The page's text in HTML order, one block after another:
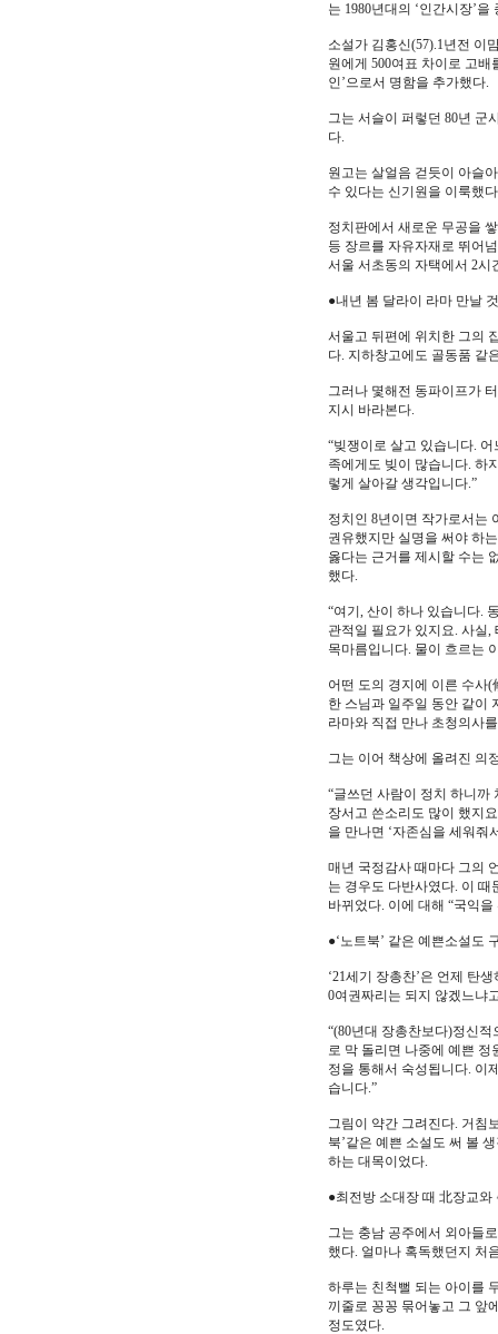
는 1980년대의 ‘인간시장’
소설가 김홍신(57).1년전 이
원에게 500여표 차이로 고
인’으로서 명함을 추가했다.
그는 서슬이 퍼렇던 80년 군
다.
원고는 살얼음 걷듯이 아슬
수 있다는 신기원을 이룩했
정치판에서 새로운 무공을
등 장르를 자유자재로 뛰어
서울 서초동의 자택에서 2시
●내년 봄 달라이 라마 만날 것
서울고 뒤편에 위치한 그의
다. 지하창고에도 골동품 같
그러나 몇해전 동파이프가
지시 바라본다.
“빚쟁이로 살고 있습니다.
족에게도 빚이 많습니다. 하
렇게 살아갈 생각입니다.”
정치인 8년이면 작가로서는
권유했지만 실명을 써야 하
옳다는 근거를 제시할 수는
했다.
“여기, 산이 하나 있습니다.
관적일 필요가 있지요. 사실
목마름입니다. 물이 흐르는
어떤 도의 경지에 이른 수사
한 스님과 일주일 동안 같이
라마와 직접 만나 초청의사
그는 이어 책상에 올려진 의
“글쓰던 사람이 정치 하니까
장서고 쓴소리도 많이 했지
을 만나면 ‘자존심을 세워줘
매년 국정감사 때마다 그의
는 경우도 다반사였다. 이
바뀌었다. 이에 대해 “국익
●‘노트북’ 같은 예쁜소설도
‘21세기 장총찬’은 언제 탄
0여권짜리는 되지 않겠느냐
“(80년대 장총찬보다)정신
로 막 돌리면 나중에 예쁜
정을 통해서 숙성됩니다. 이
습니다.”
그림이 약간 그려진다. 거침
북’같은 예쁜 소설도 써 볼
하는 대목이었다.
●최전방 소대장 때 北장교와
그는 충남 공주에서 외아들
했다. 얼마나 혹독했던지 처
하루는 친척뻘 되는 아이를
끼줄로 꽁꽁 묶어놓고 그 앞
정도였다.